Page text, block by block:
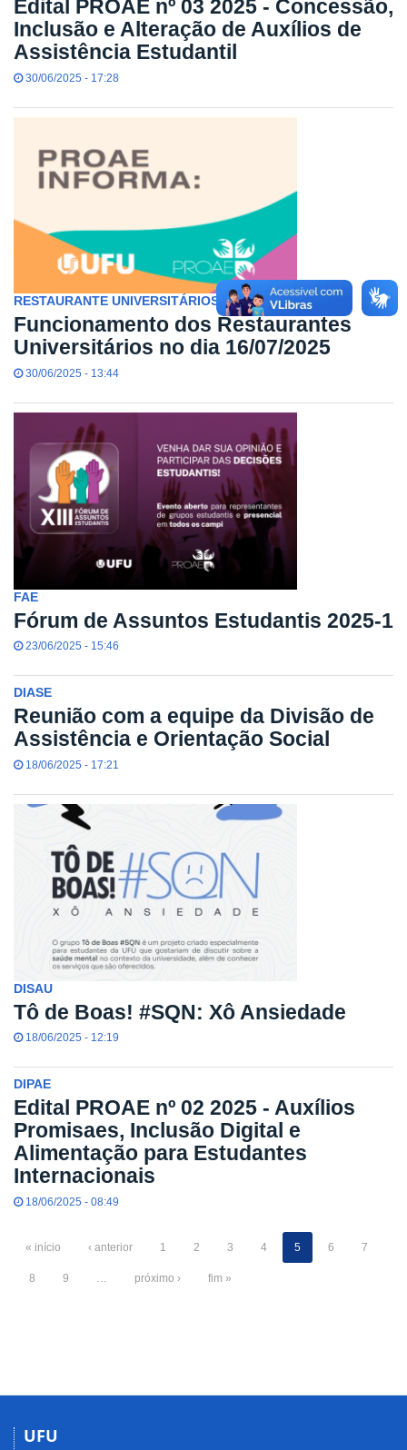
Edital PROAE nº 03 2025 - Concessão,
Inclusão e Alteração de Auxílios de
Assistência Estudantil
30/06/2025 - 17:28
RESTAURANTE UNIVERSITÁRIOS
Funcionamento dos Restaurantes
Universitários no dia 16/07/2025
30/06/2025 - 13:44
FAE
Fórum de Assuntos Estudantis 2025-1
23/06/2025 - 15:46
DIASE
Reunião com a equipe da Divisão de
Assistência e Orientação Social
18/06/2025 - 17:21
DISAU
Tô de Boas! #SQN: Xô Ansiedade
18/06/2025 - 12:19
DIPAE
Edital PROAE nº 02 2025 - Auxílios
Promisaes, Inclusão Digital e
Alimentação para Estudantes
Internacionais
18/06/2025 - 08:49
« início ‹ anterior 1 2 3 4 5 6 7
8 9 … próximo › fim »
UFU